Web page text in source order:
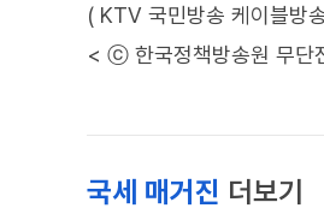
( KTV 국민방송 케이블방
< ⓒ 한국정책방송원 무단
국세 매거진 더보기